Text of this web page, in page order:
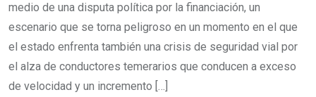
medio de una disputa política por la financiación, un
escenario que se torna peligroso en un momento en el que
el estado enfrenta también una crisis de seguridad vial por
el alza de conductores temerarios que conducen a exceso
de velocidad y un incremento […]